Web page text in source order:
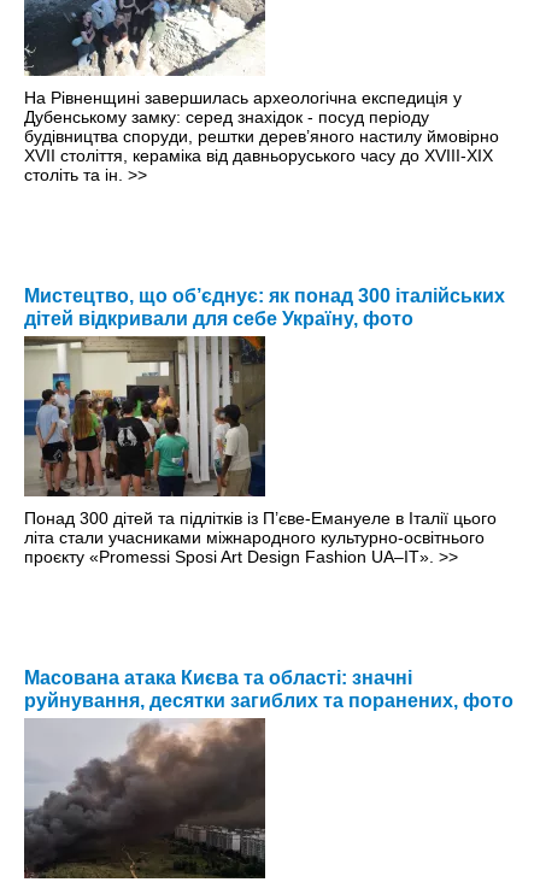
На Рівненщині завершилась археологічна експедиція у
Дубенському замку: серед знахідок - посуд періоду
будівництва споруди, рештки дерев’яного настилу ймовірно
ХVІІ століття, кераміка від давньоруського часу до ХVІІІ-ХІХ
століть та ін. >>
Мистецтво, що об’єднує: як понад 300 італійських
дітей відкривали для себе Україну, фото
Понад 300 дітей та підлітків із П’єве-Емануеле в Італії цього
літа стали учасниками міжнародного культурно-освітнього
проєкту «Promessi Sposi Art Design Fashion UA–IT». >>
Масована атака Києва та області: значні
руйнування, десятки загиблих та поранених, фото